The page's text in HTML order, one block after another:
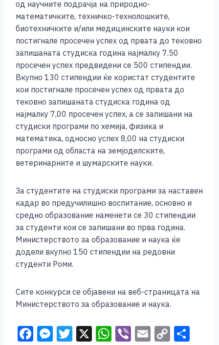
од научните подрачја на природно-
математичките, техничко-технолошките,
биотехничките и/или медицинските науки кои
постигнале просечен успех од првата до тековно
запишаната студиска година најмалку 7.50
просечен успех предвидени се 500 стипендии.
Вкупно 130 стипендии ќе користат студентите
кои постигнале просечен успех од првата до
тековно запишаната студиска година од
најмалку 7,00 просечен успех, а се запишани на
студиски програми по хемија, физика и
математика, односно успех 8,00 на студиски
програми од областа на земјоделските,
ветеринарните и шумарските науки.
За студентите на студиски програми за наставен
кадар во предучилишно воспитание, основно и
средно образование наменети се 30 стипендии
за студенти кои се запишани во прва година.
Министерството за образование и наука ќе
додели вкупно 150 стипендии на редовни
студенти Роми.
Сите конкурси се објавени на веб-страницата на
Министерството за образование и наука.
F M T X W Vi E C